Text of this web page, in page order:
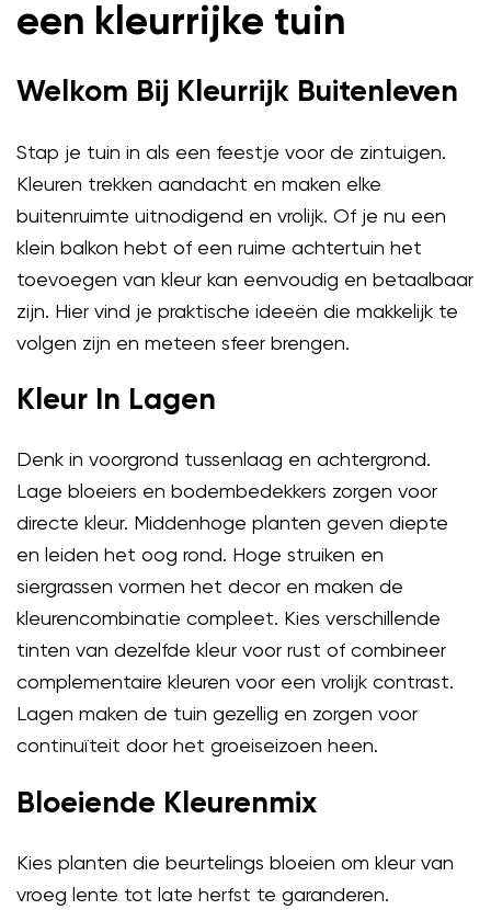
een kleurrijke tuin
Welkom Bij Kleurrijk Buitenleven
Stap je tuin in als een feestje voor de zintuigen.
Kleuren trekken aandacht en maken elke
buitenruimte uitnodigend en vrolijk. Of je nu een
klein balkon hebt of een ruime achtertuin het
toevoegen van kleur kan eenvoudig en betaalbaar
zijn. Hier vind je praktische ideeën die makkelijk te
volgen zijn en meteen sfeer brengen.
Kleur In Lagen
Denk in voorgrond tussenlaag en achtergrond.
Lage bloeiers en bodembedekkers zorgen voor
directe kleur. Middenhoge planten geven diepte
en leiden het oog rond. Hoge struiken en
siergrassen vormen het decor en maken de
kleurencombinatie compleet. Kies verschillende
tinten van dezelfde kleur voor rust of combineer
complementaire kleuren voor een vrolijk contrast.
Lagen maken de tuin gezellig en zorgen voor
continuïteit door het groeiseizoen heen.
Bloeiende Kleurenmix
Kies planten die beurtelings bloeien om kleur van
vroeg lente tot late herfst te garanderen.